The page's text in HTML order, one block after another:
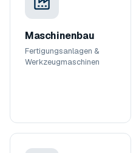
Maschinenbau
Fertigungsanlagen &
Werkzeugmaschinen